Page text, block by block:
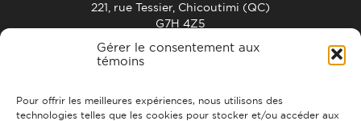
Gérer le consentement aux
témoins
Pour offrir les meilleures expériences, nous utilisons des
technologies telles que les cookies pour stocker et/ou accéder aux
221, rue Tessier, Chicoutimi (QC)
G7H 4Z5